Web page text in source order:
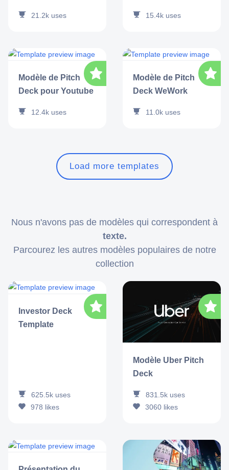
21.2k uses 15.4k uses
Modèle de Pitch
Deck pour Youtube
12.4k uses
Modèle de Pitch
Deck WeWork
11.0k uses
Load more templates
Nous n'avons pas de modèles qui correspondent à
texte.
Parcourez les autres modèles populaires de notre
collection
Investor Deck
Template
625.5k uses
978 likes
Modèle Uber Pitch
Deck
831.5k uses
3060 likes